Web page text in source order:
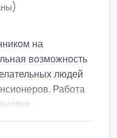
на
возможность
людей
Работа